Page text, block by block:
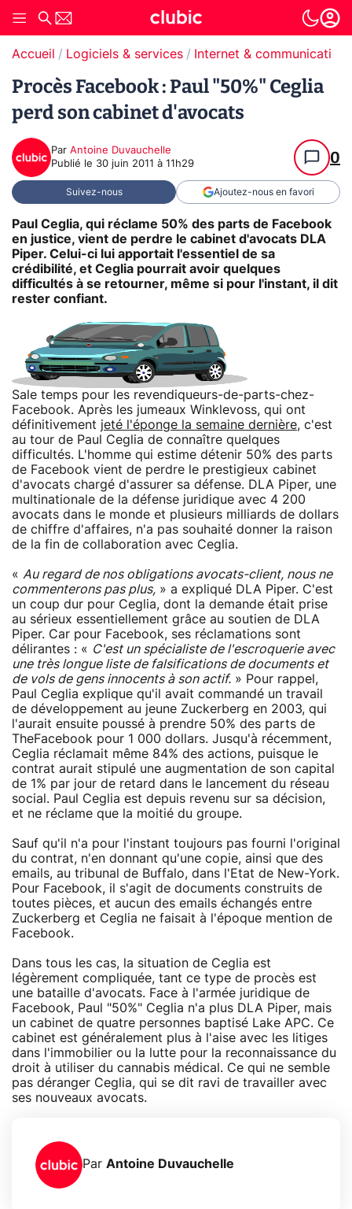
Accueil Logiciels & services Internet & communication
Procès Facebook : Paul "50%" Ceglia
perd son cabinet d'avocats
Par Antoine Duvauchelle
Publié le 30 juin 2011 à 11h29 0
Suivez-nous Ajoutez-nous en favori
Paul Ceglia, qui réclame 50% des parts de Facebook
en justice, vient de perdre le cabinet d'avocats DLA
Piper. Celui-ci lui apportait l'essentiel de sa
crédibilité, et Ceglia pourrait avoir quelques
difficultés à se retourner, même si pour l'instant, il dit
rester confiant.
Sale temps pour les revendiqueurs-de-parts-chez-
Facebook. Après les jumeaux Winklevoss, qui ont
définitivement jeté l'éponge la semaine dernière, c'est
au tour de Paul Ceglia de connaître quelques
difficultés. L'homme qui estime détenir 50% des parts
de Facebook vient de perdre le prestigieux cabinet
d'avocats chargé d'assurer sa défense. DLA Piper, une
multinationale de la défense juridique avec 4 200
avocats dans le monde et plusieurs milliards de dollars
de chiffre d'affaires, n'a pas souhaité donner la raison
de la fin de collaboration avec Ceglia.
« Au regard de nos obligations avocats-client, nous ne
commenterons pas plus, » a expliqué DLA Piper. C'est
un coup dur pour Ceglia, dont la demande était prise
au sérieux essentiellement grâce au soutien de DLA
Piper. Car pour Facebook, ses réclamations sont
délirantes : « C'est un spécialiste de l'escroquerie avec
une très longue liste de falsifications de documents et
de vols de gens innocents à son actif. » Pour rappel,
Paul Ceglia explique qu'il avait commandé un travail
de développement au jeune Zuckerberg en 2003, qui
l'aurait ensuite poussé à prendre 50% des parts de
TheFacebook pour 1 000 dollars. Jusqu'à récemment,
Ceglia réclamait même 84% des actions, puisque le
contrat aurait stipulé une augmentation de son capital
de 1% par jour de retard dans le lancement du réseau
social. Paul Ceglia est depuis revenu sur sa décision,
et ne réclame que la moitié du groupe.
Sauf qu'il n'a pour l'instant toujours pas fourni l'original
du contrat, n'en donnant qu'une copie, ainsi que des
emails, au tribunal de Buffalo, dans l'Etat de New-York.
Pour Facebook, il s'agit de documents construits de
toutes pièces, et aucun des emails échangés entre
Zuckerberg et Ceglia ne faisait à l'époque mention de
Facebook.
Dans tous les cas, la situation de Ceglia est
légèrement compliquée, tant ce type de procès est
une bataille d'avocats. Face à l'armée juridique de
Facebook, Paul "50%" Ceglia n'a plus DLA Piper, mais
un cabinet de quatre personnes baptisé Lake APC. Ce
cabinet est généralement plus à l'aise avec les litiges
dans l'immobilier ou la lutte pour la reconnaissance du
droit à utiliser du cannabis médical. Ce qui ne semble
pas déranger Ceglia, qui se dit ravi de travailler avec
ses nouveaux avocats.
Par Antoine Duvauchelle